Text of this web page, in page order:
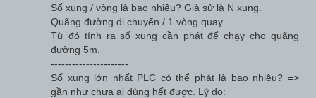
Số xung / vòng là bao nhiêu? Giả sử là N xung.
Quãng đường di chuyển / 1 vòng quay.
Từ đó tính ra số xung cần phát để chạy cho quãng
đường 5m.
----------------------
Số xung lớn nhất PLC có thể phát là bao nhiêu? =>
gần như chưa ai dùng hết được. Lý do: